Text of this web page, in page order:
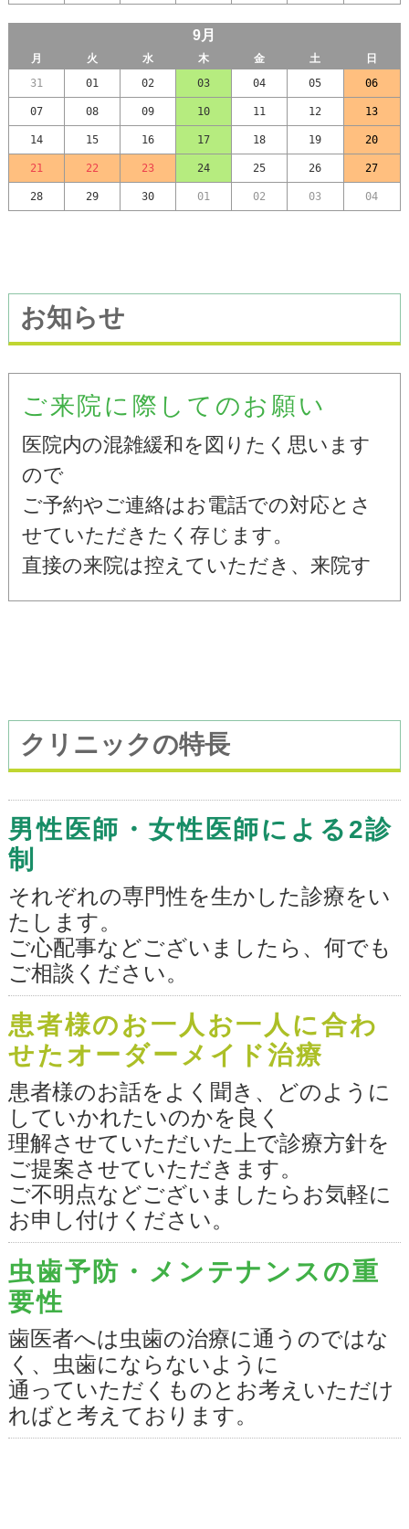
9月
月 火 水 木 金 土
日
31
01 02 03 04 05 06
07 08 09 10 11 12 13
14 15 16 17 18 19 20
21 22 23 24 25 26 27
28 29 30 01 02 03 04
お知らせ
ご来院に際してのお願い
医院内の混雑緩和を図りたく思います
ので
ご予約やご連絡はお電話での対応とさ
せていただきたく存じます。
直接の来院は控えていただき、来院す
る前は必ずお電話をいただきますよう
診療時間変更のお知らせ
の為、
診療時間が通常とは異なります。
ご迷惑をおかけして誠に申し訳ありま
せんが、
ご理解とご協力の程よろしくお願いい
たします。
診療時間 17：00まで
臨時休診のお知らせ
所用のため、2026/7/21（火）は休診と
させていただきます。
ご迷惑をおかけして誠に申し訳ありま
せんが、
ご理解とご協力の程よろしくお願いい
たします。
臨時休診のお知らせ
2025/2/10（月）
院長・副院長の身内に不幸があり誠に
勝手ではございますが臨時休診とさせ
て頂きます
クリニックの特長
男性医師・女性医師による2診
制
それぞれの専門性を生かした診療をい
たします。
ご心配事などございましたら、何でも
ご相談ください。
患者様のお一人お一人に合わ
せたオーダーメイド治療
患者様のお話をよく聞き、どのように
していかれたいのかを良く
理解させていただいた上で診療方針を
ご提案させていただきます。
ご不明点などございましたらお気軽に
お申し付けください。
虫歯予防・メンテナンスの重
要性
歯医者へは虫歯の治療に通うのではな
く、虫歯にならないように
通っていただくものとお考えいただけ
ればと考えております。